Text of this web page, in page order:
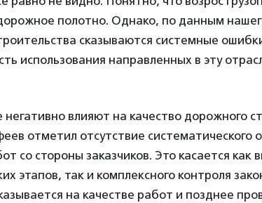
полотно. Однако, по данным
сказываются системные
использования направленных в эту
влияют на качество дорожного
отметил отсутствие систематического
со стороны заказчиков. Это касается как
этапов, так и комплексного контроля
на качестве работ и позднее